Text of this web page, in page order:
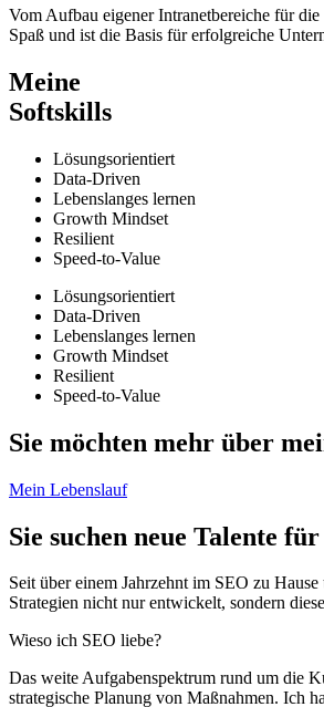
Vom Aufbau eigener Intranetbereiche für
Spaß und ist die Basis für erfolgreiche
Meine
Softskills
Lösungsorientiert
Data-Driven
Lebenslanges lernen
Growth Mindset
Resilient
Speed-to-Value
Lösungsorientiert
Data-Driven
Lebenslanges lernen
Growth Mindset
Resilient
Speed-to-Value
Sie möchten mehr über
Mein Lebenslauf
Sie suchen neue Talente
Seit über einem Jahrzehnt im SEO zu
Strategien nicht nur entwickelt, sondern
Wieso ich SEO liebe?
Das weite Aufgabenspektrum rund um die
strategische Planung von Maßnahmen. Ich